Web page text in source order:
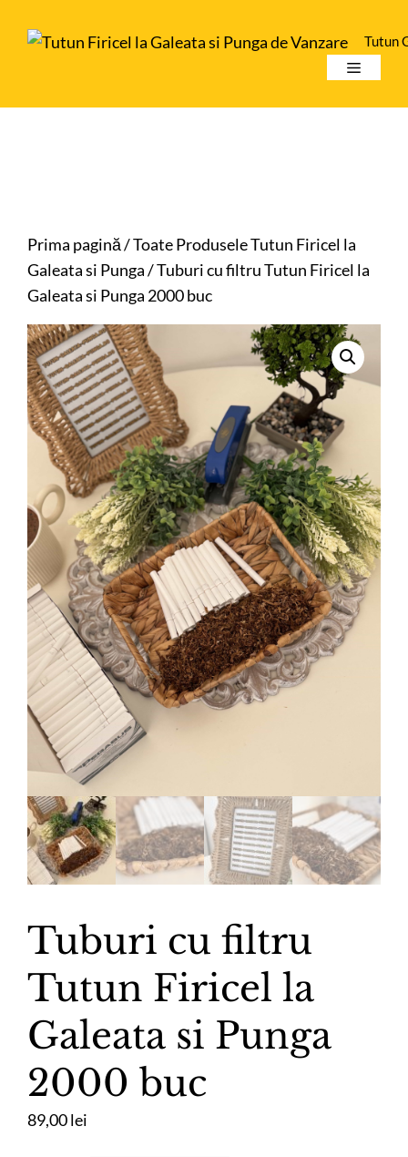
Tutun
Meniu
Prima pagină/Toate Produsele Tutun Firicel la
Galeata si Punga/ Tuburi cu filtru Tutun Firicel la
Galeata si Punga 2000 buc
Tuburi cu filtru
Tutun Firicel la
Galeata si Punga
2000 buc
89,00lei